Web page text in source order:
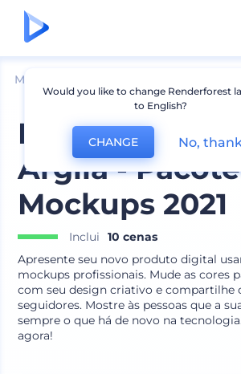
Mockups
MacBook Pro
Argila -
Mockups 2021
Inclui
10 cenas
Apresente seu novo produto digital
mockups profissionais. Mude as cores
com seu design criativo e compartilhe
seguidores. Mostre às pessoas que a
sempre o que há de novo na
agora!
Would you like to change Renderforest
to English?
CHANGE No,